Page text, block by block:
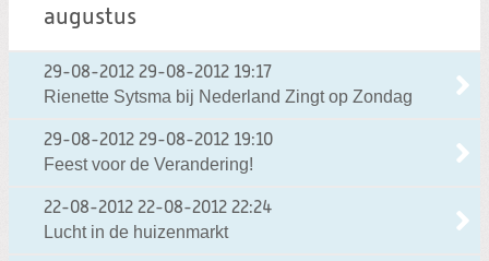
augustus
29-08-2012 29-08-2012 19:17
Rienette Sytsma bij Nederland Zingt op Zondag
29-08-2012 29-08-2012 19:10
Feest voor de Verandering!
22-08-2012 22-08-2012 22:24
Lucht in de huizenmarkt